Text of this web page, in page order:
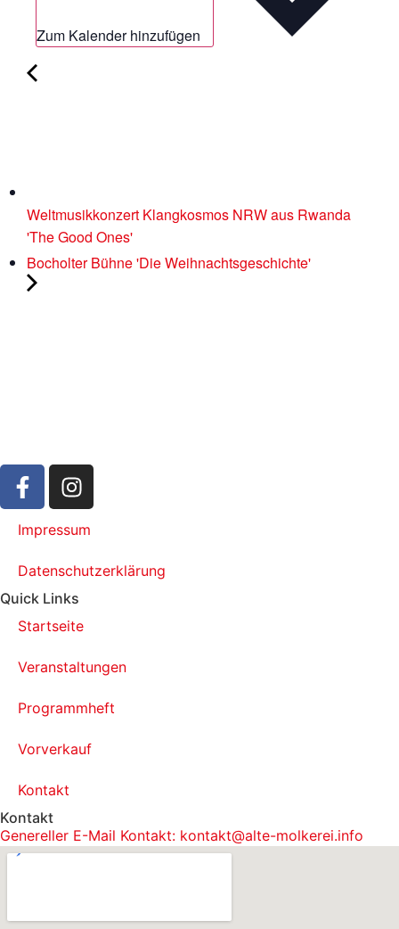
Zum Kalender hinzufügen
Weltmusikkonzert Klangkosmos NRW aus Rwanda
'The Good Ones'
Bocholter Bühne 'Die Weihnachtsgeschichte'
Impressum
Datenschutzerklärung
Quick Links
Startseite
Veranstaltungen
Programmheft
Vorverkauf
Kontakt
Kontakt
Genereller E-Mail Kontakt: kontakt@alte-molkerei.info